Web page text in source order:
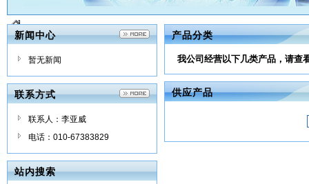
新闻中心
暂无新闻
联系方式
联系人：李亚威
电话：010-67383829
站内搜索
产品分类
我公司经营以下几类产品，请查
供应产品